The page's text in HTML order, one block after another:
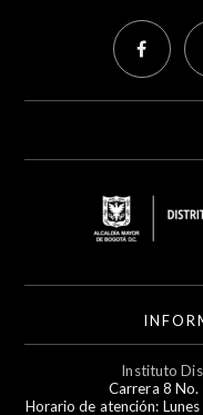
Instituto
Carrera 8
Horario de atención: